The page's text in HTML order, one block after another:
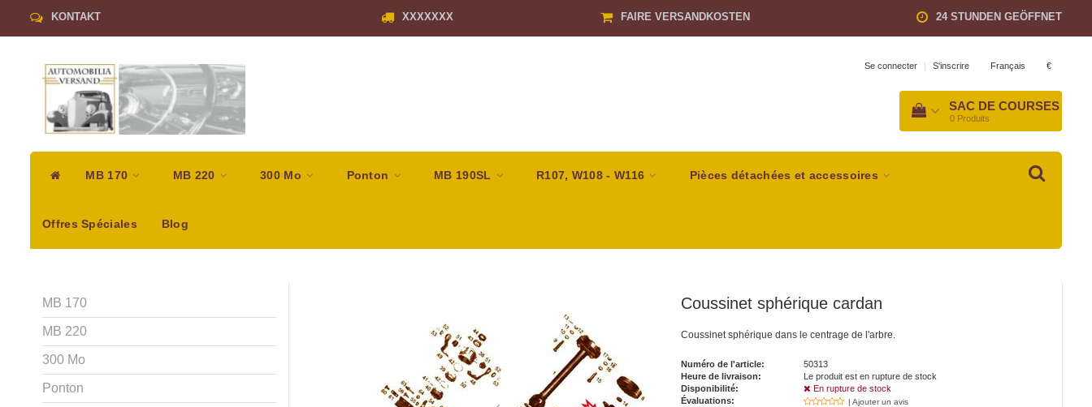
KONTAKT XXXXXXX FAIRE VERSANDKOSTEN 24 STUNDEN GEÖFFNET
Se connecter | S'inscrire Français €
SAC DE COURSES
0 Produits
MB 170 MB 220 300 Mo Ponton MB 190SL R107, W108 - W116 Pièces détachées et accessoires
Offres Spéciales Blog
MB 170
MB 220
300 Mo
Ponton
Coussinet sphérique cardan
Coussinet sphérique dans le centrage de l'arbre.
Numéro de l'article:
50313
Heure de livraison:
Le produit est en rupture de stock
Disponibilité:
En rupture de stock
Évaluations:
| Ajouter un avis